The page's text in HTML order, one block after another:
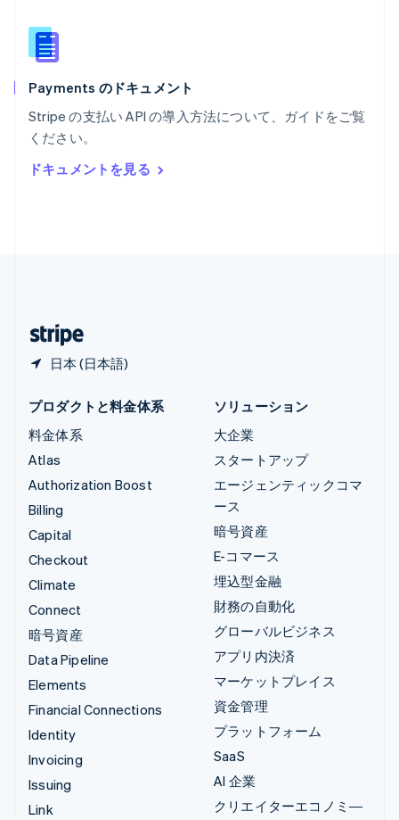
Payments のドキュメント
Stripe の支払い API の導入方法について、ガイドをご覧
ください。
ドキュメントを見る
日本 (日本語)
Español
ラトビア
リトアニア
リヒテンシュタイン
Deutsch
ルーマニア
English
プロダクトと料金体系
料金体系
Atlas
Authorization Boost
Billing
Capital
Checkout
Climate
Connect
暗号資産
Data Pipeline
Elements
Financial Connections
Identity
Invoicing
Issuing
Link
ソリューション
大企業
スタートアップ
エージェンティックコマ
ース
暗号資産
E-コマース
埋込型金融
財務の自動化
グローバルビジネス
アプリ内決済
マーケットプレイス
資金管理
プラットフォーム
SaaS
AI 企業
クリエイターエコノミ―